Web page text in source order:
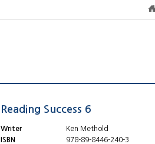
Reading Success 6
Writer
Ken Methold
ISBN
978-89-8446-240-3